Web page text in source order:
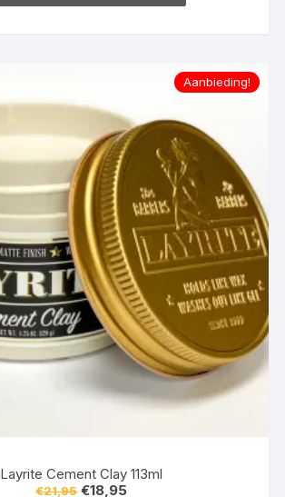
Aanbieding!
Layrite Cement Clay 113ml
€21,95 Oorspronkelijke
€18,95Huidige